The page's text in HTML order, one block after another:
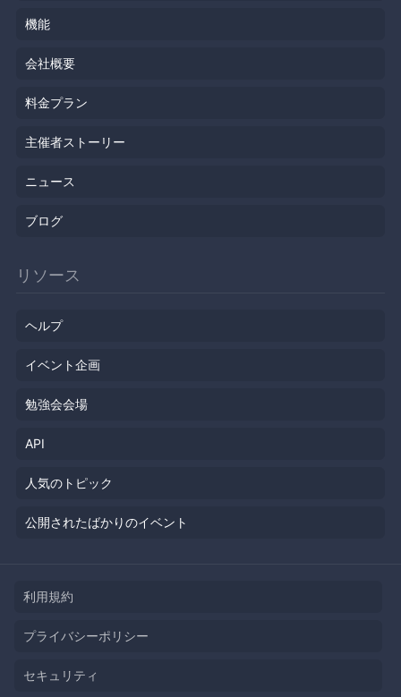
機能
会社概要
料金プラン
主催者ストーリー
ニュース
ブログ
リソース
ヘルプ
イベント企画
勉強会会場
API
人気のトピック
公開されたばかりのイベント
利用規約
プライバシーポリシー
セキュリティ